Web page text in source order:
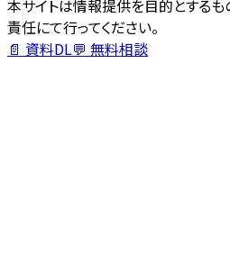
本サイトは情報提供を目的とする
責任にて行ってください。
📄 資料DL💬 無料相談